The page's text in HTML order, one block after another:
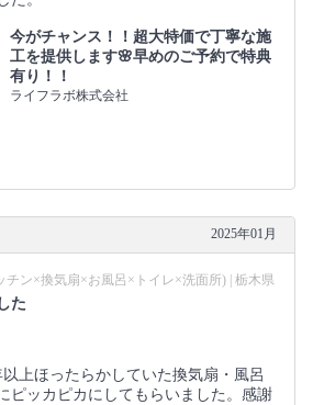
今がチャンス！！超大特価で丁寧な施
工を提供します🌸早めのご予約で特典
有り！！
ライフラボ株式会社
2025年01月
チン×換気扇×お風呂×トイレ×洗面所) | 栃木県
た
上ほったらかしていた換気扇・風呂
ピッカピカにしてもらいました。感謝